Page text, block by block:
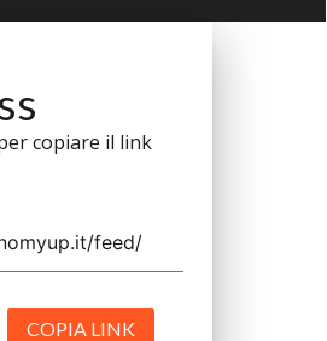
copiare il link
COPIA LINK